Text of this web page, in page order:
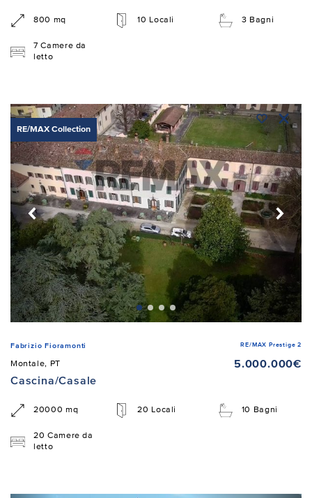
800 mq 10 Locali 3 Bagni
7 Camere da
letto
RE/MAX Collection
Fabrizio Fioramonti RE/MAX Prestige 2
Montale, PT
5.000.000€
Cascina/Casale
20000 mq 20 Locali 10 Bagni
20 Camere da
letto